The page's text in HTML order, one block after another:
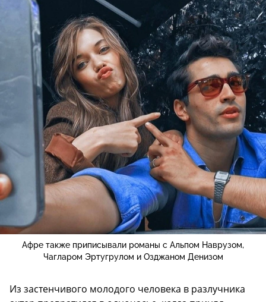
Афре также приписывали романы с Альпом Наврузом,
Чагларом Эртугрулом и Озджаном Денизом
Из застенчивого молодого человека в разлучника